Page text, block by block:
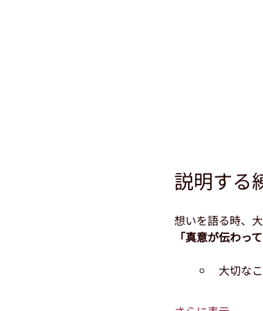
説明する
想いを語る時、
「真意が伝わっ
大切な